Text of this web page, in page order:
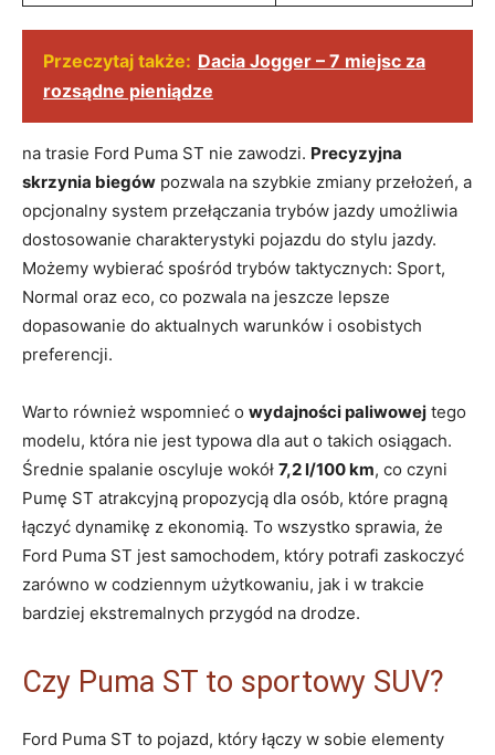
Przeczytaj także: Dacia Jogger – 7 miejsc za
rozsądne pieniądze
na trasie Ford Puma ST nie zawodzi. Precyzyjna
skrzynia biegów pozwala na szybkie zmiany przełożeń, a
opcjonalny system przełączania trybów jazdy umożliwia
dostosowanie charakterystyki pojazdu do stylu jazdy.
Możemy wybierać spośród trybów taktycznych: Sport,
Normal oraz eco, co pozwala na jeszcze lepsze
dopasowanie do aktualnych warunków i osobistych
preferencji.
Warto również wspomnieć o wydajności paliwowej tego
modelu, która nie jest typowa dla aut o takich osiągach.
Średnie spalanie oscyluje wokół 7,2 l/100 km, co czyni
Pumę ST atrakcyjną propozycją dla osób, które pragną
łączyć dynamikę z ekonomią. To wszystko sprawia, że
Ford Puma ST jest samochodem, który potrafi zaskoczyć
zarówno w codziennym użytkowaniu, jak i w trakcie
bardziej ekstremalnych przygód na drodze.
Czy Puma ST to sportowy SUV?
Ford Puma ST to pojazd, który łączy w sobie elementy